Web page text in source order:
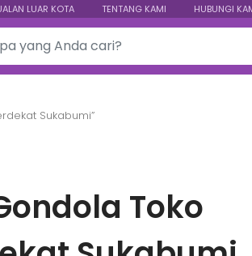
LUAR KOTA TENTANG KAMI HUBUNGI
Sukabumi”
Toko